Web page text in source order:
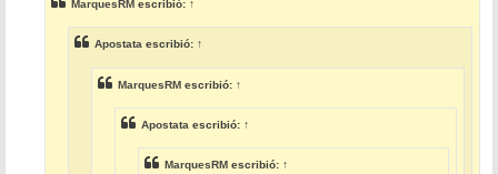
a
j
e
MarquesRM escribió: ↑
Apostata escribió: ↑
MarquesRM escribió: ↑
Apostata escribió: ↑
MarquesRM escribió: ↑